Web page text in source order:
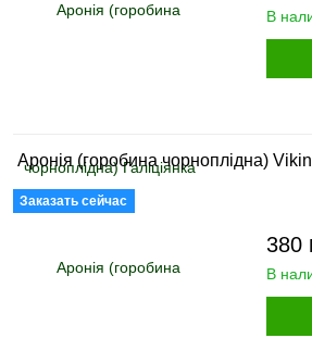
В
Аронія (горобина чорноплідна)
Заказать сейчас
380
В